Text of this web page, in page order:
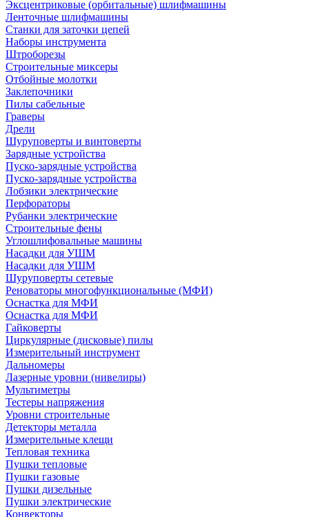
Эксцентриковые (орбитальные) шлифмашины
Ленточные шлифмашины
Станки для заточки цепей
Наборы инструмента
Штроборезы
Строительные миксеры
Отбойные молотки
Заклепочники
Пилы сабельные
Граверы
Дрели
Шуруповерты и винтоверты
Зарядные устройства
Пуско-зарядные устройства
Пуско-зарядные устройства
Лобзики электрические
Перфораторы
Рубанки электрические
Строительные фены
Углошлифовальные машины
Насадки для УШМ
Насадки для УШМ
Шуруповерты сетевые
Реноваторы многофункциональные (МФИ)
Оснастка для МФИ
Оснастка для МФИ
Гайковерты
Циркулярные (дисковые) пилы
Измерительный инструмент
Дальномеры
Лазерные уровни (нивелиры)
Мультиметры
Тестеры напряжения
Уровни строительные
Детекторы металла
Измерительные клещи
Тепловая техника
Пушки тепловые
Пушки газовые
Пушки дизельные
Пушки электрические
Конвекторы